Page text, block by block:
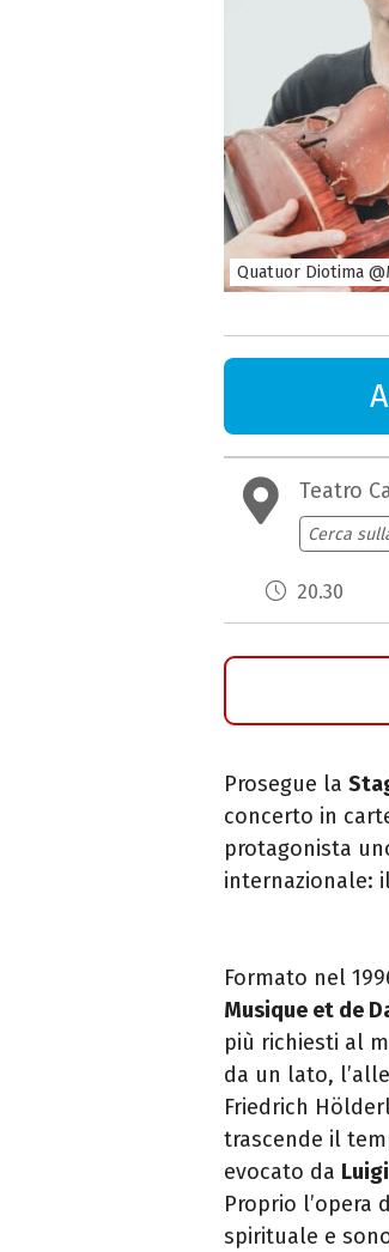
Quatuor Diotima
Teatro
Cerca
20.30
Prosegue la
concerto in
protagonista
internazionale:
Formato nel
Musique et de
più richiesti al
da un lato,
Friedrich
trascende il
evocato da
Proprio l’opera
spirituale e